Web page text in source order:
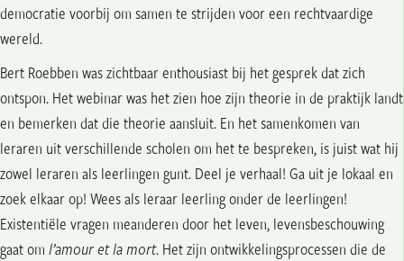
democratie voorbij om samen te strijden voor een rechtvaardige
wereld.
Bert Roebben was zichtbaar enthousiast bij het gesprek dat zich
ontspon. Het webinar was het zien hoe zijn theorie in de praktijk landt
en bemerken dat die theorie aansluit. En het samenkomen van
leraren uit verschillende scholen om het te bespreken, is juist wat hij
zowel leraren als leerlingen gunt. Deel je verhaal! Ga uit je lokaal en
zoek elkaar op! Wees als leraar leerling onder de leerlingen!
Existentiële vragen meanderen door het leven, levensbeschouwing
gaat om l’amour et la mort. Het zijn ontwikkelingsprocessen die de